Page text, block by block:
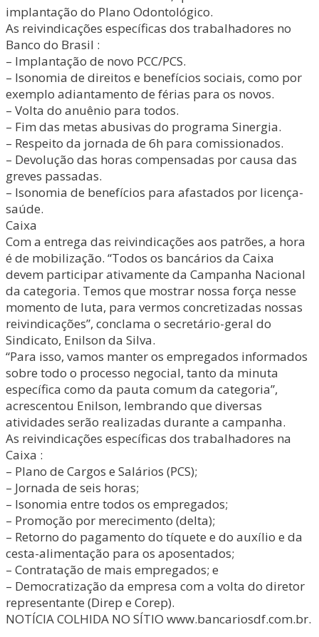
implantação do Plano Odontológico.
As reivindicações específicas dos trabalhadores no
Banco do Brasil :
– Implantação de novo PCC/PCS.
– Isonomia de direitos e benefícios sociais, como por
exemplo adiantamento de férias para os novos.
– Volta do anuênio para todos.
– Fim das metas abusivas do programa Sinergia.
– Respeito da jornada de 6h para comissionados.
– Devolução das horas compensadas por causa das
greves passadas.
– Isonomia de benefícios para afastados por licença-
saúde.
Caixa
Com a entrega das reivindicações aos patrões, a hora
é de mobilização. “Todos os bancários da Caixa
devem participar ativamente da Campanha Nacional
da categoria. Temos que mostrar nossa força nesse
momento de luta, para vermos concretizadas nossas
reivindicações”, conclama o secretário-geral do
Sindicato, Enilson da Silva.
“Para isso, vamos manter os empregados informados
sobre todo o processo negocial, tanto da minuta
específica como da pauta comum da categoria”,
acrescentou Enilson, lembrando que diversas
atividades serão realizadas durante a campanha.
As reivindicações específicas dos trabalhadores na
Caixa :
– Plano de Cargos e Salários (PCS);
– Jornada de seis horas;
– Isonomia entre todos os empregados;
– Promoção por merecimento (delta);
– Retorno do pagamento do tíquete e do auxílio e da
cesta-alimentação para os aposentados;
– Contratação de mais empregados; e
– Democratização da empresa com a volta do diretor
representante (Direp e Corep).
NOTÍCIA COLHIDA NO SÍTIO www.bancariosdf.com.br.